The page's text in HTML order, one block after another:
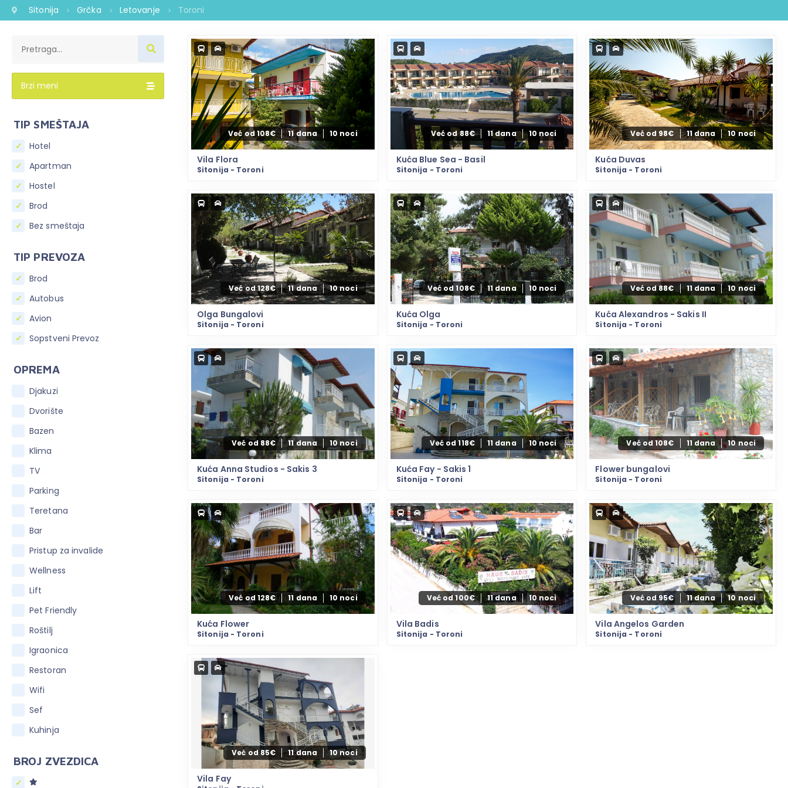
Sitonija Grčka Letovanje Toroni
Brzi meni
TIP SMEŠTAJA
Hotel
Apartman
Hostel
Brod
Bez smeštaja
TIP PREVOZA
Brod
Autobus
Avion
Sopstveni Prevoz
OPREMA
Djakuzi
Dvorište
Bazen
Klima
TV
Parking
Teretana
Bar
Pristup za invalide
Wellness
Lift
Pet Friendly
Roštilj
Igraonica
Restoran
Wifi
Sef
Kuhinja
BROJ ZVEZDICA
Već od 108€ 11 dana 10 noci
Vila Flora
Sitonija - Toroni
Već od 88€ 11 dana 10 noci
Kuća Blue Sea - Basil
Sitonija - Toroni
Već od 98€ 11 dana 10 noci
Kuća Duvas
Sitonija - Toroni
Već od 128€ 11 dana 10 noci
Olga Bungalovi
Sitonija - Toroni
Već od 108€ 11 dana 10 noci
Kuća Olga
Sitonija - Toroni
Već od 88€ 11 dana 10 noci
Kuća Alexandros - Sakis II
Sitonija - Toroni
Već od 88€ 11 dana 10 noci
Kuća Anna Studios - Sakis 3
Sitonija - Toroni
Već od 118€ 11 dana 10 noci
Kuća Fay - Sakis 1
Sitonija - Toroni
Već od 108€ 11 dana 10 noci
Flower bungalovi
Sitonija - Toroni
Već od 128€ 11 dana 10 noci
Kuća Flower
Sitonija - Toroni
Već od 100€ 11 dana 10 noci
Vila Badis
Sitonija - Toroni
Već od 95€ 11 dana 10 noci
Vila Angelos Garden
Sitonija - Toroni
Već od 85€ 11 dana 10 noci
Vila Fay